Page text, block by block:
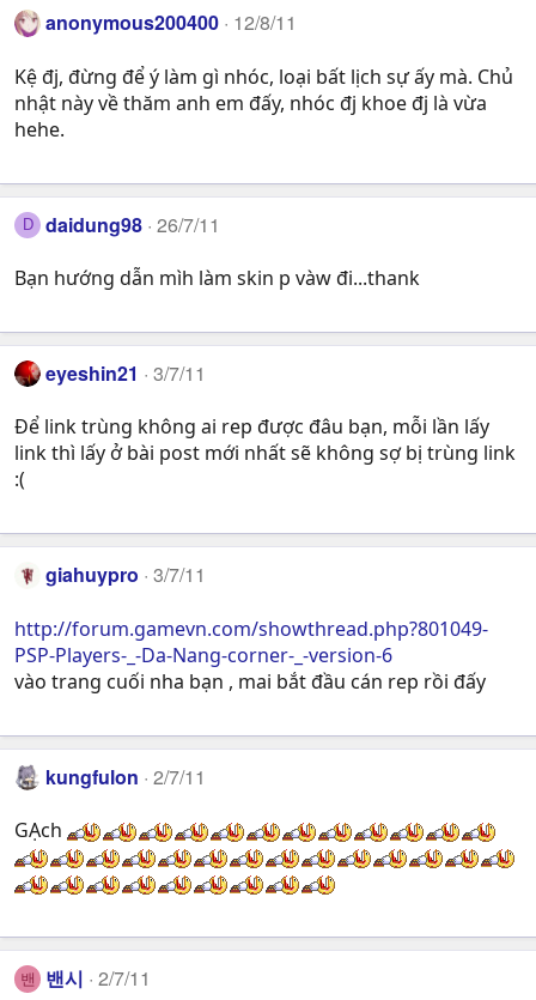
anonymous200400 12/8/11
Kệ đj, đừng để ý làm gì nhóc, loại bất lịch sự ấy mà. Chủ
nhật này về thăm anh em đấy, nhóc đj khoe đj là vừa
hehe.
D daidung98 26/7/11
Bạn hướng dẫn mìh làm skin p vàw đi...thank
eyeshin21 3/7/11
Để link trùng không ai rep được đâu bạn, mỗi lần lấy
link thì lấy ở bài post mới nhất sẽ không sợ bị trùng link
:(
giahuypro 3/7/11
http://forum.gamevn.com/showthread.php?801049-
PSP-Players-_-Da-Nang-corner-_-version-6
vào trang cuối nha bạn , mai bắt đầu cán rep rồi đấy
kungfulon 2/7/11
GẠch
밴 밴시 2/7/11